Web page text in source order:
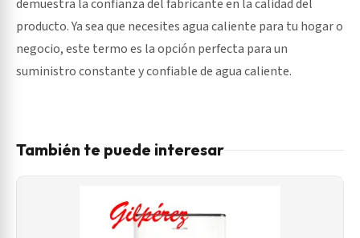
demuestra la confianza del fabricante en la calidad del
producto. Ya sea que necesites agua caliente para tu hogar o
negocio, este termo es la opción perfecta para un
suministro constante y confiable de agua caliente.
También te puede interesar